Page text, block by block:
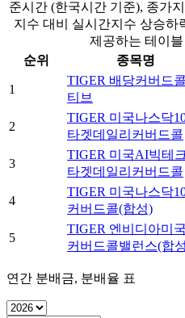
준시간 (한국시간 기준), 종가
지수 대비 실시간지수 상승하
제공하는 테이블
순위
종목명
1
TIGER 배당커버드
티브
2
TIGER 미국나스닥
타겟데일리커버드콜
3
TIGER 미국AI빅테
타겟데일리커버드콜
4
TIGER 미국나스닥
커버드콜(합성)
5
TIGER 엔비디아미
커버드콜밸런스(합
연간 분배금, 분배율 표